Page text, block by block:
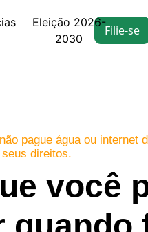
Eleição 2026-
2030
Filie-se
pague água ou internet
direitos.
você